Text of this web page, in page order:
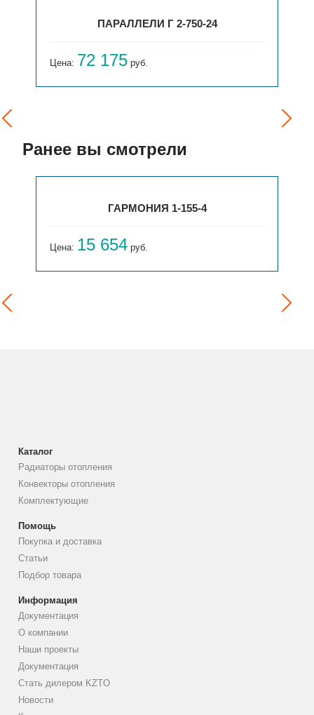
ПАРАЛЛЕЛИ Г 2-750-24
Цена: 72 175 руб.
Ранее вы смотрели
ГАРМОНИЯ 1-155-4
Цена: 15 654 руб.
Каталог
Радиаторы отопления
Конвекторы отопления
Комплектующие
Помощь
Покупка и доставка
Статьи
Подбор товара
Информация
Документация
О компании
Наши проекты
Документация
Стать дилером KZTO
Новости